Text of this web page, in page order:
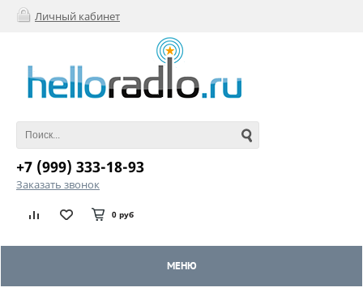
Личный кабинет
+7 (999) 333-18-93
Заказать звонок
0 руб
МЕНЮ